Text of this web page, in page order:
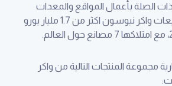
الصلة بأعمال المواقع والمعدات
المدمجة. بلغ حجم مبيعات واكر نيوسون اكثر من 1.7 مليار يورو
مجموعة المنتجات التالية من واكر